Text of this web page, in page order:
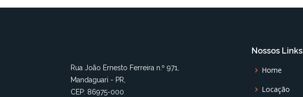
Rua João Ernesto Ferreira n.º 971,
Mandaguari - PR,
CEP: 86975-000
Nossos Links
Home
Locação